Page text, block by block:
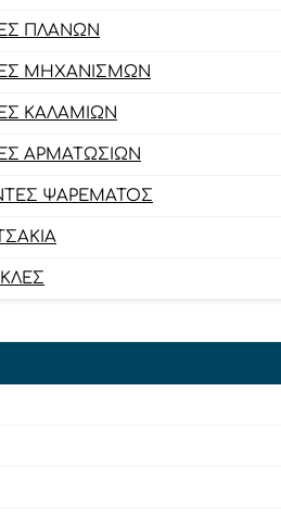
ΠΛΆΝΩΝ
ΜΗΧΑΝΙΣΜΏΝ
ΚΑΛΑΜΙΏΝ
ΑΡΜΑΤΩΣΙΏΝ
ΨΑΡΈΜΑΤΟΣ